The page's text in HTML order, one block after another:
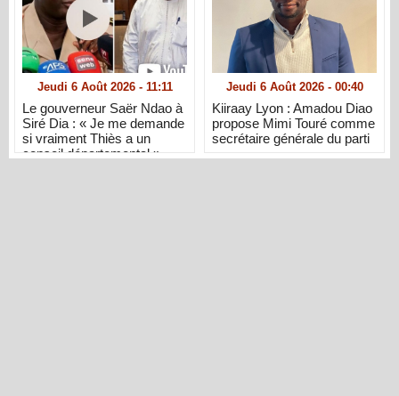
Jeudi 6 Août 2026 - 11:11
Le gouverneur Saër Ndao à
Siré Dia : « Je me demande
si vraiment Thiès a un
conseil départemental »
Jeudi 6 Août 2026 - 00:40
Kiiraay Lyon : Amadou Diao
propose Mimi Touré comme
secrétaire générale du parti